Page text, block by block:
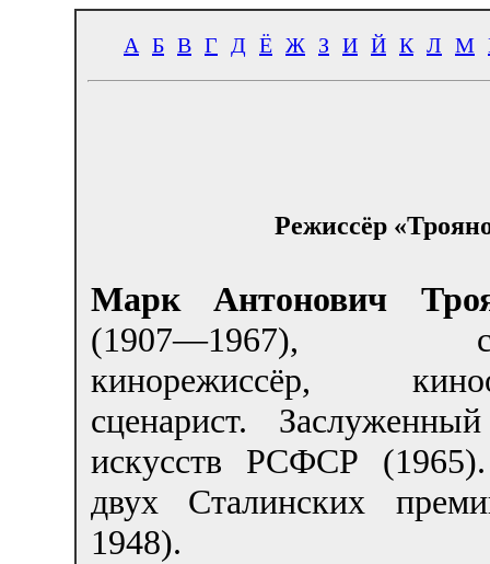
А Б В Г Д Ё Ж З И Й К Л М
Режиссёр
Марк Антонович
(1907—1967),
кинорежиссёр,
сценарист.
искусств РСФСР (1965).
двух Сталинских
1948).